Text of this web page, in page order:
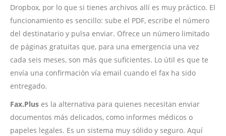
Dropbox, por lo que si tienes archivos allí es muy práctico. El
funcionamiento es sencillo: sube el PDF, escribe el número
del destinatario y pulsa enviar. Ofrece un número limitado
de páginas gratuitas que, para una emergencia una vez
cada seis meses, son más que suficientes. Lo útil es que te
envía una confirmación vía email cuando el fax ha sido
entregado.
Fax.Plus es la alternativa para quienes necesitan enviar
documentos más delicados, como informes médicos o
papeles legales. Es un sistema muy sólido y seguro. Aquí